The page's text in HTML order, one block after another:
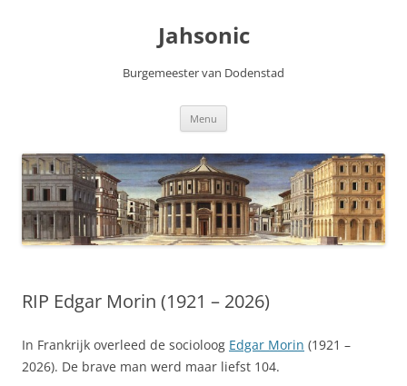
Jahsonic
Burgemeester van Dodenstad
Menu
RIP Edgar Morin (1921 – 2026)
In Frankrijk overleed de socioloog Edgar Morin (1921 –
2026). De brave man werd maar liefst 104.